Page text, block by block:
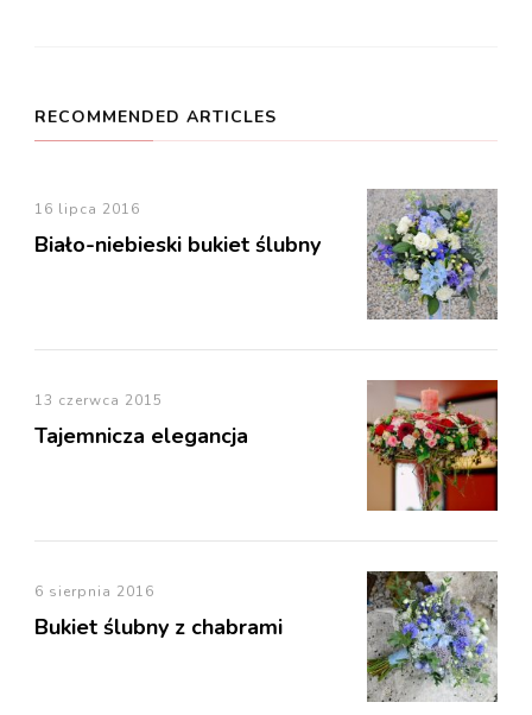
RECOMMENDED ARTICLES
16 lipca 2016
Biało-niebieski bukiet ślubny
13 czerwca 2015
Tajemnicza elegancja
6 sierpnia 2016
Bukiet ślubny z chabrami